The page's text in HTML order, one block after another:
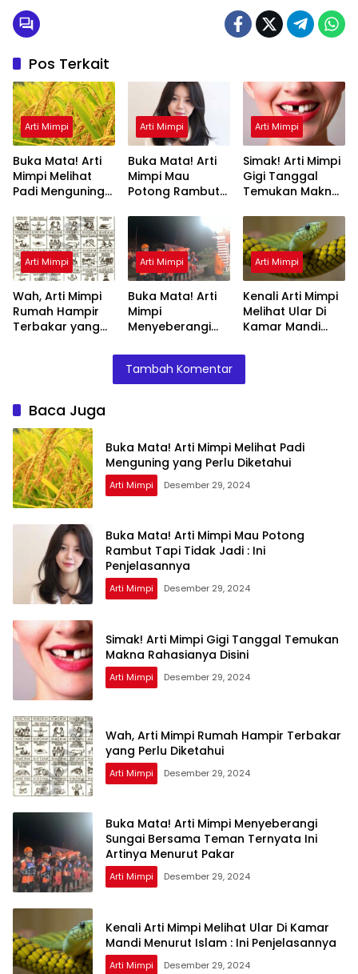
Pos Terkait
Arti Mimpi
Buka Mata! Arti
Mimpi Melihat
Padi Menguning
Diketahui
Arti Mimpi
Buka Mata! Arti
Mimpi Mau
Potong Rambut
Ini Penjelasannya
Arti Mimpi
Simak! Arti Mimpi
Gigi Tanggal
Temukan Makna
Arti Mimpi
Wah, Arti Mimpi
Rumah Hampir
Terbakar yang
Arti Mimpi
Buka Mata! Arti
Mimpi
Menyeberangi
Teman Ternyata
Ini Artinya
Menurut Pakar
Arti Mimpi
Kenali Arti Mimpi
Melihat Ular Di
Kamar Mandi
Ini Penjelasannya
Tambah Komentar
Baca Juga
Buka Mata! Arti Mimpi Melihat Padi
Menguning yang Perlu Diketahui
Arti Mimpi Desember 29, 2024
Buka Mata! Arti Mimpi Mau Potong
Rambut Tapi Tidak Jadi : Ini
Penjelasannya
Arti Mimpi Desember 29, 2024
Simak! Arti Mimpi Gigi Tanggal Temukan
Makna Rahasianya Disini
Arti Mimpi Desember 29, 2024
Wah, Arti Mimpi Rumah Hampir Terbakar
yang Perlu Diketahui
Arti Mimpi Desember 29, 2024
Buka Mata! Arti Mimpi Menyeberangi
Sungai Bersama Teman Ternyata Ini
Artinya Menurut Pakar
Arti Mimpi Desember 29, 2024
Kenali Arti Mimpi Melihat Ular Di Kamar
Mandi Menurut Islam : Ini Penjelasannya
Arti Mimpi Desember 29, 2024